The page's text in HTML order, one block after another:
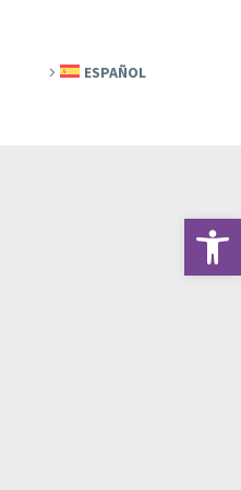
Abrir
ESPAÑOL